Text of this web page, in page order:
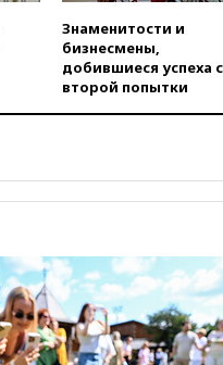
Знаменитости и
бизнесмены,
добившиеся успеха
второй попытки